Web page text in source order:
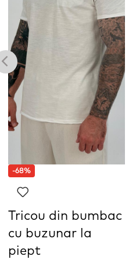
-68%
Tricou din bumbac
cu buzunar la
piept